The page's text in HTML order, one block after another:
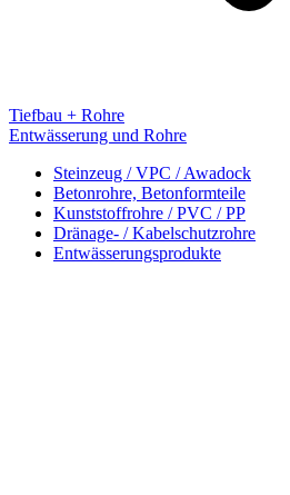
Tiefbau + Rohre
Entwässerung und Rohre
Steinzeug / VPC / Awadock
Betonrohre, Betonformteile
Kunststoffrohre / PVC / PP
Dränage- / Kabelschutzrohre
Entwässerungsprodukte